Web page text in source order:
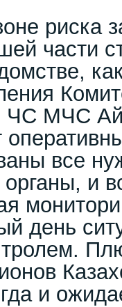
риска
части
ЧС МЧС
все
и
день
и